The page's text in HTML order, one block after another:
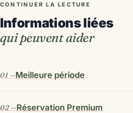
CONTINUER LA LECTURE
Informations liées
qui peuvent aider
Meilleure période
Réservation Premium